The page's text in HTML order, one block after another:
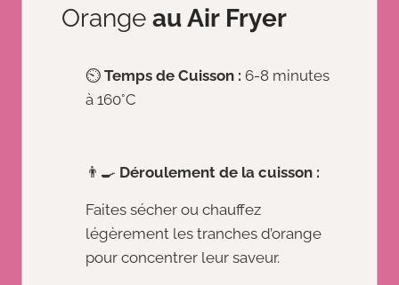
Orange au Air Fryer
⏲️ Temps de Cuisson : 6-8 minutes
à 160°C
👨‍🍳 Déroulement de la cuisson :
Faites sécher ou chauffez
légèrement les tranches d’orange
pour concentrer leur saveur.